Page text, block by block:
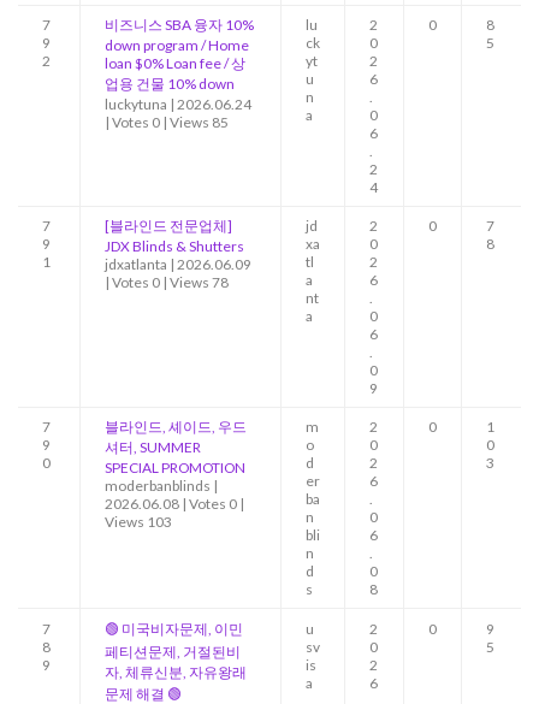
7
9
2
비즈니스 SBA 융자 10%
down program / Home
loan $0% Loan fee / 상
업용 건물 10% down
luckytuna | 2026.06.24
| Votes 0 | Views 85
lu
ck
yt
u
n
a
2
0
2
6
0
6
2
4
0
8
5
7
9
1
[블라인드 전문업체]
JDX Blinds & Shutters
jdxatlanta | 2026.06.09
| Votes 0 | Views 78
jd
xa
tl
a
nt
a
2
0
2
6
0
6
0
9
0
7
8
7
9
0
블라인드, 셰이드, 우드
셔터, SUMMER
SPECIAL PROMOTION
moderbanblinds |
2026.06.08 | Votes 0 |
Views 103
m
o
d
er
ba
n
bli
n
d
s
2
0
2
6
0
6
0
8
0
1
0
3
7
8
9
🟢 미국비자문제, 이민
페티션문제, 거절된비
자, 체류신분, 자유왕래
문제 해결 🟢
u
sv
is
a
2
0
2
6
0
9
5